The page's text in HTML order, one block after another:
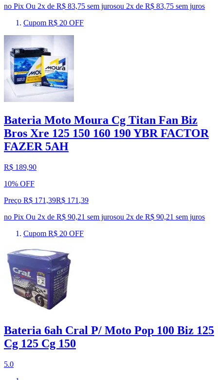
no Pix Ou 2x de R$ 83,75 sem jurosou 2x de R$ 83,75 sem juros
Cupom R$ 20 OFF
Bateria Moto Moura Cg Titan Fan Biz
Bros Xre 125 150 160 190 YBR FACTOR
FAZER 5AH
R$ 189,90
10% OFF
Preço R$ 171,39R$ 171 ,39
no Pix Ou 2x de R$ 90,21 sem jurosou 2x de R$ 90,21 sem juros
Cupom R$ 20 OFF
Bateria 6ah Cral P/ Moto Pop 100 Biz 125
Cg 125 Cg 150
5.0